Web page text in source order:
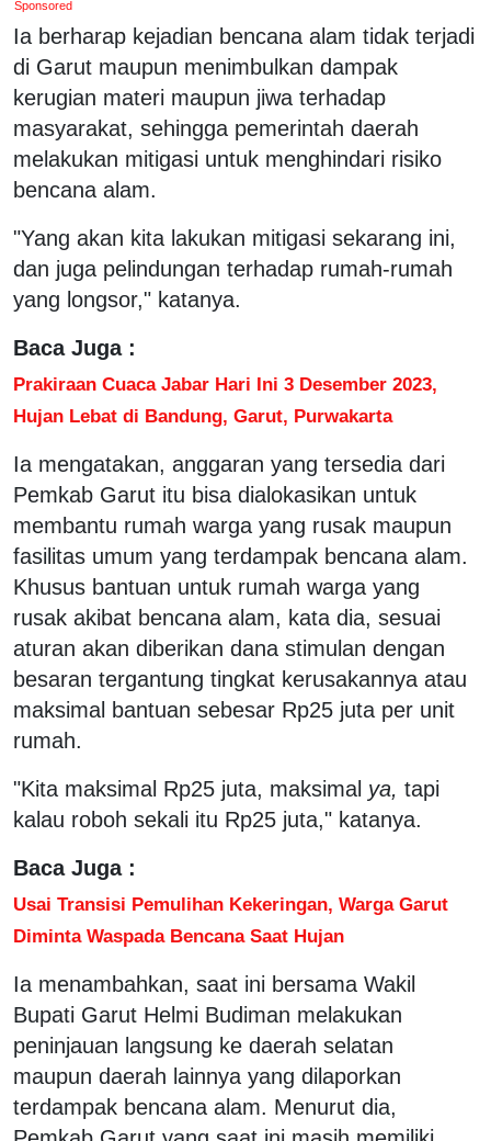
Sponsored
Ia berharap kejadian bencana alam tidak terjadi
di Garut maupun menimbulkan dampak
kerugian materi maupun jiwa terhadap
masyarakat, sehingga pemerintah daerah
melakukan mitigasi untuk menghindari risiko
bencana alam.
"Yang akan kita lakukan mitigasi sekarang ini,
dan juga pelindungan terhadap rumah-rumah
yang longsor," katanya.
Baca Juga :
Prakiraan Cuaca Jabar Hari Ini 3 Desember 2023,
Hujan Lebat di Bandung, Garut, Purwakarta
Ia mengatakan, anggaran yang tersedia dari
Pemkab Garut itu bisa dialokasikan untuk
membantu rumah warga yang rusak maupun
fasilitas umum yang terdampak bencana alam.
Khusus bantuan untuk rumah warga yang
rusak akibat bencana alam, kata dia, sesuai
aturan akan diberikan dana stimulan dengan
besaran tergantung tingkat kerusakannya atau
maksimal bantuan sebesar Rp25 juta per unit
rumah.
"Kita maksimal Rp25 juta, maksimal ya, tapi
kalau roboh sekali itu Rp25 juta," katanya.
Baca Juga :
Usai Transisi Pemulihan Kekeringan, Warga Garut
Diminta Waspada Bencana Saat Hujan
Ia menambahkan, saat ini bersama Wakil
Bupati Garut Helmi Budiman melakukan
peninjauan langsung ke daerah selatan
maupun daerah lainnya yang dilaporkan
terdampak bencana alam. Menurut dia,